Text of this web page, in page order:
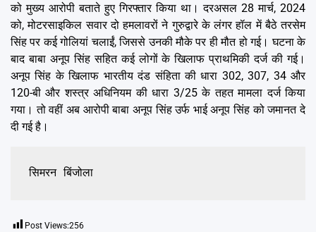
को मुख्य आरोपी बताते हुए गिरफ्तार किया था। दरअसल 28 मार्च, 2024
को, मोटरसाइकिल सवार दो हमलावरों ने गुरुद्वारे के लंगर हॉल में बैठे तरसेम
सिंह पर कई गोलियां चलाईं, जिससे उनकी मौके पर ही मौत हो गई। घटना के
बाद बाबा अनूप सिंह सहित कई लोगों के खिलाफ प्राथमिकी दर्ज की गई।
अनूप सिंह के खिलाफ भारतीय दंड संहिता की धारा 302, 307, 34 और
120-बी और शस्त्र अधिनियम की धारा 3/25 के तहत मामला दर्ज किया
गया। तो वहीं अब आरोपी बाबा अनूप सिंह उर्फ भाई अनूप सिंह को जमानत दे
दी गई है।
सिमरन बिंजोला
Post Views:256